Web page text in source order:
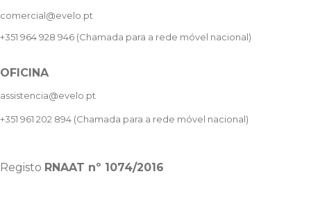
comercial@evelo.pt
+351 964 928 946 (Chamada para a rede móvel nacional)
OFICINA
assistencia@evelo.pt
+351 961 202 894 (Chamada para a rede móvel nacional)
Registo RNAAT nº 1074/2016